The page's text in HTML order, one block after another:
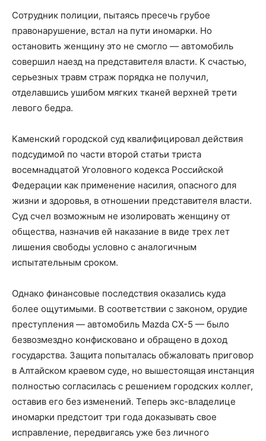
Сотрудник полиции, пытаясь пресечь грубое
правонарушение, встал на пути иномарки. Но
остановить женщину это не смогло — автомобиль
совершил наезд на представителя власти. К счастью,
серьезных травм страж порядка не получил,
отделавшись ушибом мягких тканей верхней трети
левого бедра.
Каменский городской суд квалифицировал действия
подсудимой по части второй статьи триста
восемнадцатой Уголовного кодекса Российской
Федерации как применение насилия, опасного для
жизни и здоровья, в отношении представителя власти.
Суд счел возможным не изолировать женщину от
общества, назначив ей наказание в виде трех лет
лишения свободы условно с аналогичным
испытательным сроком.
Однако финансовые последствия оказались куда
более ощутимыми. В соответствии с законом, орудие
преступления — автомобиль Mazda CX-5 — было
безвозмездно конфисковано и обращено в доход
государства. Защита попыталась обжаловать приговор
в Алтайском краевом суде, но вышестоящая инстанция
полностью согласилась с решением городских коллег,
оставив его без изменений. Теперь экс-владелице
иномарки предстоит три года доказывать свое
исправление, передвигаясь уже без личного